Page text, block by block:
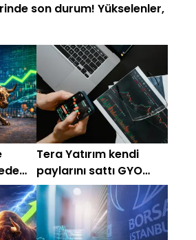
son durum! Yükselenler,
Tera Yatırım kendi
paylarını sattı GYO
hisselerine döndü